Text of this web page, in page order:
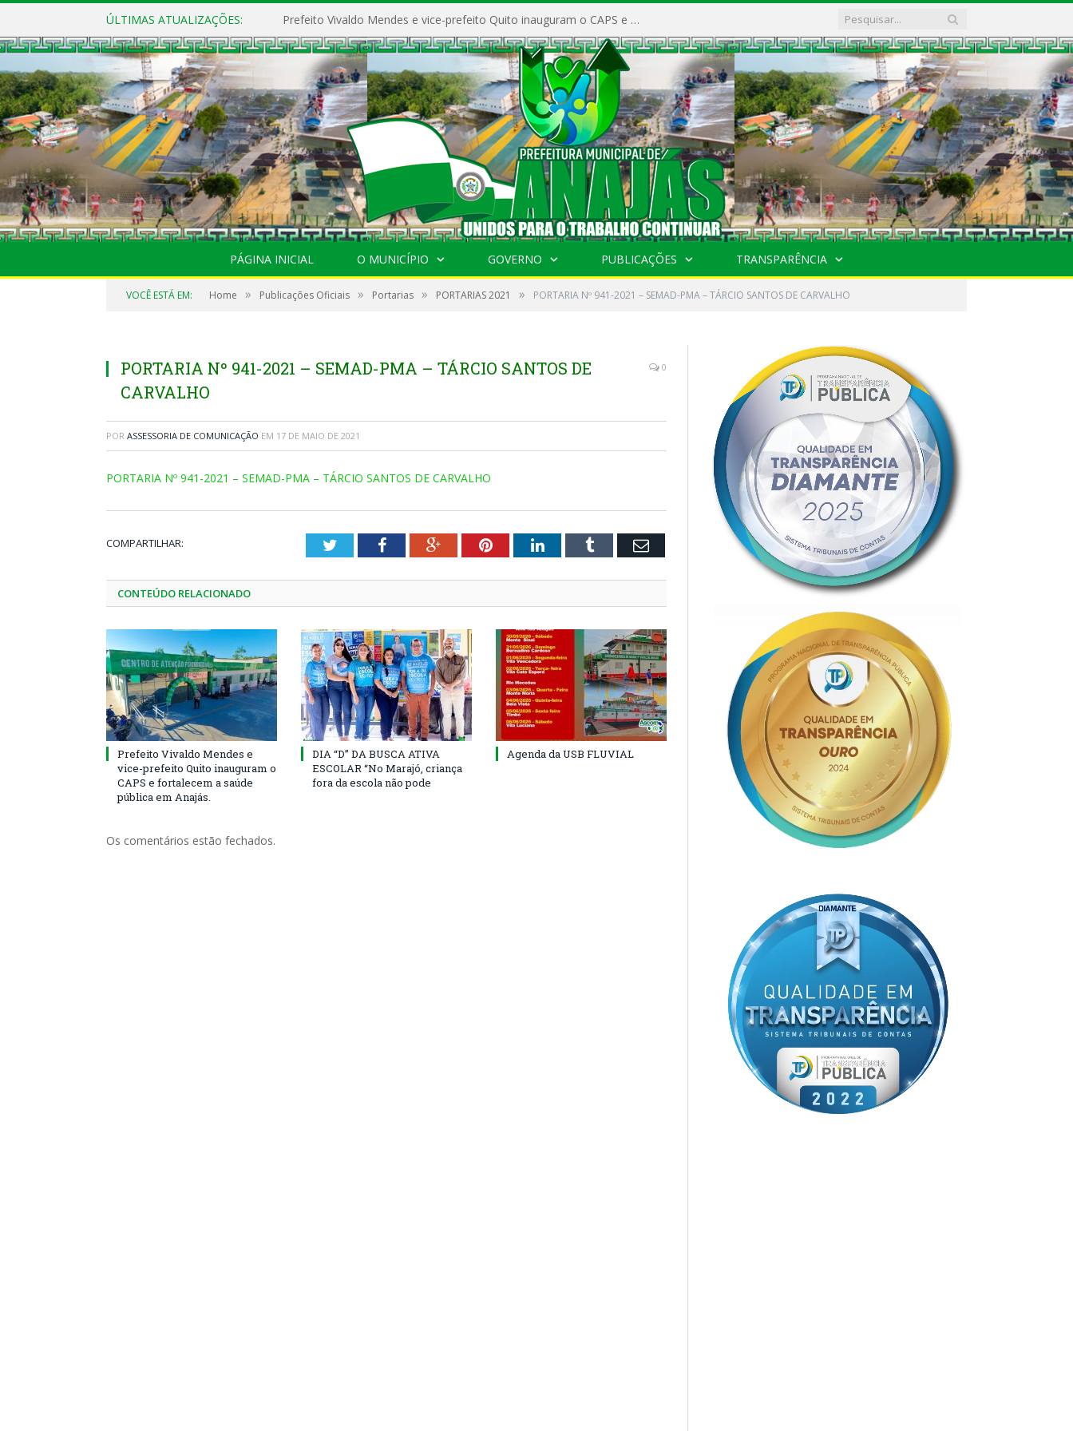
ÚLTIMAS ATUALIZAÇÕES: Prefeito Vivaldo Mendes e vice-prefeito Quito inauguram o CAPS e fortalecem a saúde pública em Anajás.
PÁGINA INICIAL O MUNICÍPIO GOVERNO PUBLICAÇÕES TRANSPARÊNCIA
VOCÊ ESTÁ EM: Home » Publicações Oficiais » Portarias » PORTARIAS 2021 » PORTARIA Nº 941-2021 – SEMAD-PMA – TÁRCIO SANTOS DE CARVALHO
PORTARIA Nº 941-2021 – SEMAD-PMA – TÁRCIO SANTOS DE
CARVALHO
0
POR ASSESSORIA DE COMUNICAÇÃO EM 17 DE MAIO DE 2021
PORTARIA Nº 941-2021 – SEMAD-PMA – TÁRCIO SANTOS DE CARVALHO
COMPARTILHAR: TwitterFacebookGoogle+PinterestLinkedInTumblr Email
CONTEÚDO RELACIONADO
Prefeito Vivaldo Mendes e
vice-prefeito Quito inauguram o
CAPS e fortalecem a saúde
pública em Anajás.
DIA “D” DA BUSCA ATIVA
ESCOLAR “No Marajó, criança
fora da escola não pode
Agenda da USB FLUVIAL
Os comentários estão fechados.